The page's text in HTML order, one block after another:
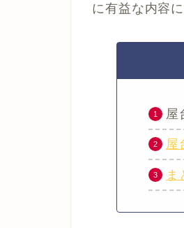
に有益な内容
屋
屋
ま